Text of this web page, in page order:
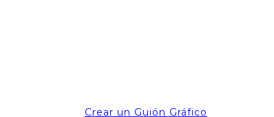
Crear un Guión Gráfico